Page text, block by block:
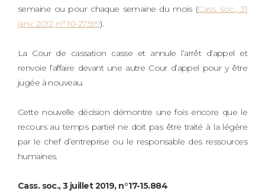
semaine ou pour chaque semaine du mois (Cass. soc., 31
janv. 2012, n° 10-27.599).
La Cour de cassation casse et annule l’arrêt d’appel et
renvoie l’affaire devant une autre Cour d’appel pour y être
jugée à nouveau.
Cette nouvelle décision démontre une fois encore que le
recours au temps partiel ne doit pas être traité à la légère
par le chef d’entreprise ou le responsable des ressources
humaines.
Cass. soc., 3 juillet 2019, n°17-15.884